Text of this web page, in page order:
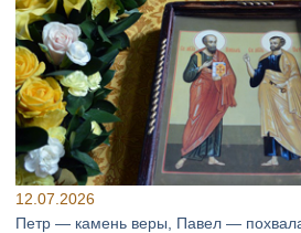
12.07.2026
Петр — камень веры, Павел —